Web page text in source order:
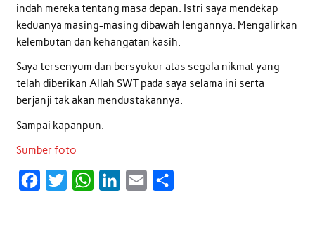
indah mereka tentang masa depan. Istri saya mendekap
keduanya masing-masing dibawah lengannya. Mengalirkan
kelembutan dan kehangatan kasih.
Saya tersenyum dan bersyukur atas segala nikmat yang
telah diberikan Allah SWT pada saya selama ini serta
berjanji tak akan mendustakannya.
Sampai kapanpun.
Sumber foto
W